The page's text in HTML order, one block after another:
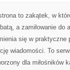
to zakątek, w
a zamiłowanie do
się w praktyczne
wiadomości. To
dla miłośników